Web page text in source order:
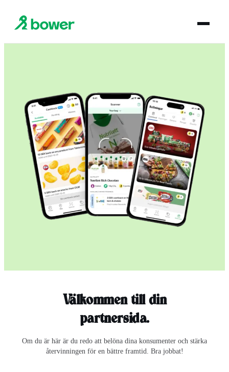
Välkommen till din
partnersida.
Om du är här är du redo att belöna dina konsumenter och stärka
återvinningen för en bättre framtid. Bra jobbat!